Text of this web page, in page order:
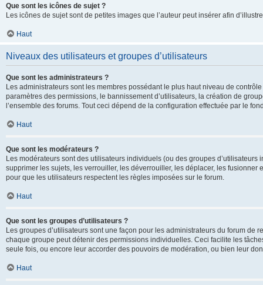
Que sont les icônes de sujet ?
Les icônes de sujet sont de petites images que l’auteur peut insérer afin
Haut
Niveaux des utilisateurs et groupes d’utilisateurs
Que sont les administrateurs ?
Les administrateurs sont les membres possédant le plus haut niveau de
paramètres des permissions, le bannissement d’utilisateurs, la création de
l’ensemble des forums. Tout ceci dépend de la configuration effectuée par le
Haut
Que sont les modérateurs ?
Les modérateurs sont des utilisateurs individuels (ou des groupes
supprimer les sujets, les verrouiller, les déverrouiller, les déplacer, les
pour que les utilisateurs respectent les règles imposées sur le forum.
Haut
Que sont les groupes d’utilisateurs ?
Les groupes d’utilisateurs sont une façon pour les administrateurs du forum
chaque groupe peut détenir des permissions individuelles. Ceci facilite les
seule fois, ou encore leur accorder des pouvoirs de modération, ou bien leur
Haut